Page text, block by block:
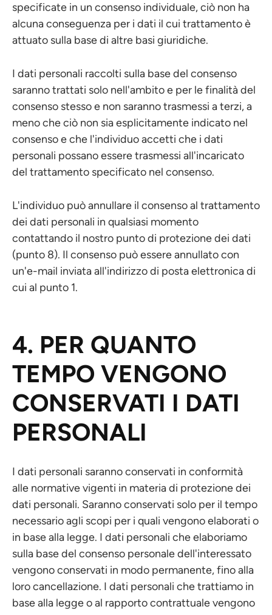
specificate in un consenso individuale, ciò non ha
alcuna conseguenza per i dati il cui trattamento è
attuato sulla base di altre basi giuridiche.
I dati personali raccolti sulla base del consenso
saranno trattati solo nell'ambito e per le finalità del
consenso stesso e non saranno trasmessi a terzi, a
meno che ciò non sia esplicitamente indicato nel
consenso e che l'individuo accetti che i dati
personali possano essere trasmessi all'incaricato
del trattamento specificato nel consenso.
L'individuo può annullare il consenso al trattamento
dei dati personali in qualsiasi momento
contattando il nostro punto di protezione dei dati
(punto 8). Il consenso può essere annullato con
un'e-mail inviata all'indirizzo di posta elettronica di
cui al punto 1.
4. PER QUANTO
TEMPO VENGONO
CONSERVATI I DATI
PERSONALI
I dati personali saranno conservati in conformità
alle normative vigenti in materia di protezione dei
dati personali. Saranno conservati solo per il tempo
necessario agli scopi per i quali vengono elaborati o
in base alla legge. I dati personali che elaboriamo
sulla base del consenso personale dell'interessato
vengono conservati in modo permanente, fino alla
loro cancellazione. I dati personali che trattiamo in
base alla legge o al rapporto contrattuale vengono